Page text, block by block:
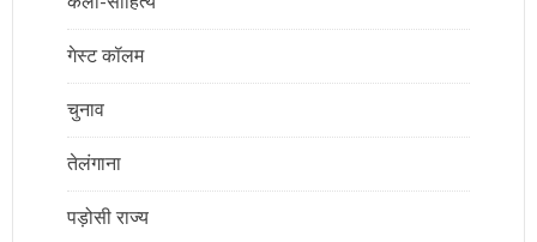
गेस्ट कॉलम
चुनाव
तेलंगाना
पड़ोसी राज्य